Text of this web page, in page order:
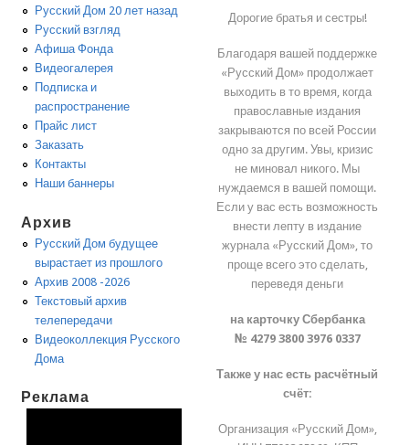
Русский Дом 20 лет назад
Русский взгляд
Афиша Фонда
Видеогалерея
Подписка и
распространение
Прайс лист
Заказать
Контакты
Наши баннеры
Архив
Русский Дом будущее
вырастает из прошлого
Архив 2008 -2026
Текстовый архив
телепередачи
Видеоколлекция Русского
Дома
Реклама
Дорогие братья и сестры!
Благодаря вашей поддержке
«Русский Дом» продолжает
выходить в то время, когда
православные издания
закрываются по всей России
одно за другим. Увы, кризис
не миновал никого. Мы
нуждаемся в вашей помощи.
Если у вас есть возможность
внести лепту в издание
журнала «Русский Дом», то
проще всего это сделать,
переведя деньги
на карточку Сбербанка
№ 4279 3800 3976 0337
Также у нас есть расчётный
счёт:
Организация «Русский Дом»,